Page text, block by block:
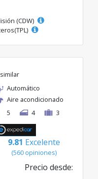
(CDW)
Automático
Aire acondicionado
5
4 3
9.81 Excelente
(560 opiniones)
Precio desde: